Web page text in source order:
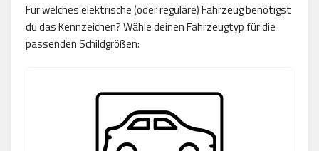
Für welches elektrische (oder reguläre) Fahrzeug benötigst
du das Kennzeichen? Wähle deinen Fahrzeugtyp für die
passenden Schildgrößen: